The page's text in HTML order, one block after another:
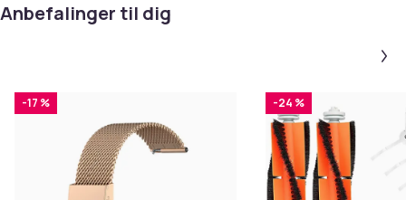
Anbefalinger til dig
-17 % -24 %